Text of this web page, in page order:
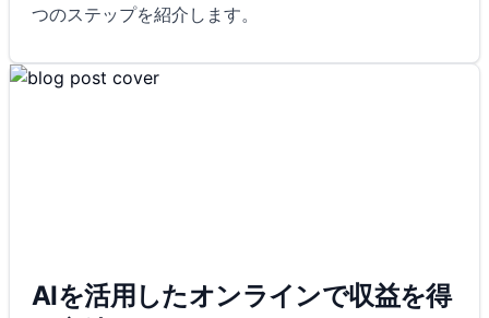
つのステップを紹介します。
AIを活用したオンラインで収益を得